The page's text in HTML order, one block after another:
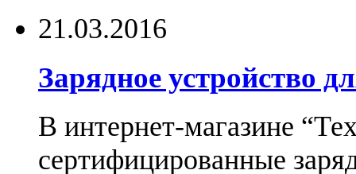
21.03.2016
Зарядное устройство
В интернет-магазине
сертифицированные